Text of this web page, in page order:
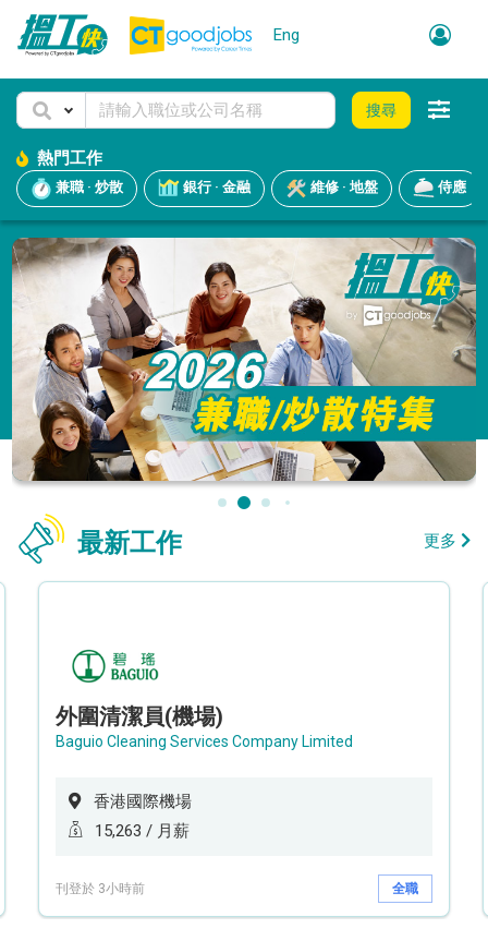
Eng
搜尋
熱門工作
兼職 · 炒散 銀行 · 金融 維修 · 地盤 侍應
最新工作 更多
外圍清潔員(機場)
Baguio Cleaning Services Company Limited
香港國際機場
15,263 / 月薪
刊登於 3小時前 全職